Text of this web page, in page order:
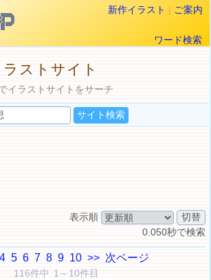
新作イラスト | ご案内
ワード検索
ストサイト
イラストサイトをサーチ
表示順
0.050秒で検索
4 5 6 7 8 9 10 >> 次ページ
116件中 1～10件目